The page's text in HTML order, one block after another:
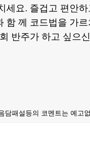
세요. 즐겁고 편안
함 께 코드법을 가
반주가 하고 싶으
담패설등의 코멘트는 예고